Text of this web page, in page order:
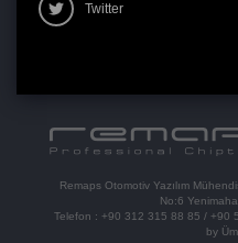
Twitter
Remaps Otomotiv Yazılım
No:6
Telefon : +90 312 315 88 85 / +90
by